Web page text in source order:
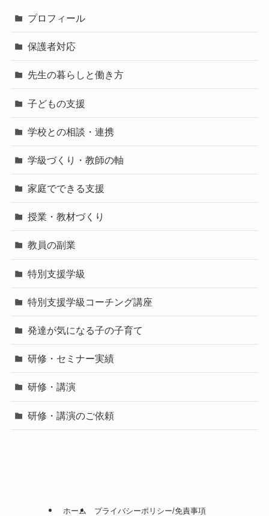
プロフィール
保護者対応
先生の暮らしと働き方
子どもの支援
学校との相談・連携
学級づくり・教師の軸
家庭でできる支援
授業・教材づくり
教員の副業
特別支援学級
特別支援学級コーチング講座
発達が気になる子の子育て
研修・セミナー実績
研修・講演
研修・講演のご依頼
ホーム プライバシーポリシー/免責事項